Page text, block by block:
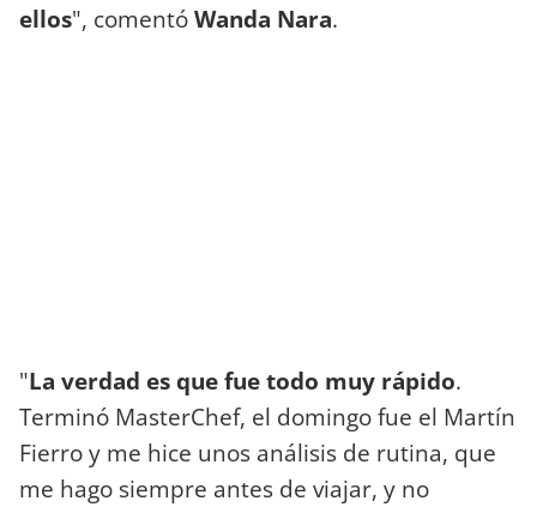
ellos", comentóWanda Nara.
"La verdad es que fue todo muy rápido.
Terminó MasterChef, el domingo fue el Martín
Fierro y me hice unos análisis de rutina, que
me hago siempre antes de viajar, y no